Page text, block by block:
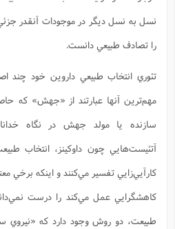
نسل به نسل ديگر در موجودات آنقدر
را تصادف طبيعي دانست.
تئوري انتخاب طبيعي داروين خود چند
مهم‌ترين آنها عبارتند از «جهش» كه
سازنده يا مولد جهش در نگاه
آتئيست‌هايي چون داوكينز، انتخاب
كارآيي‌زايي تفسير مي‌كنند و اينكه برخي
كاهشگرايي عمل مي‌كند را درست
طبيعت، دو روش وجود دارد كه «نيروي